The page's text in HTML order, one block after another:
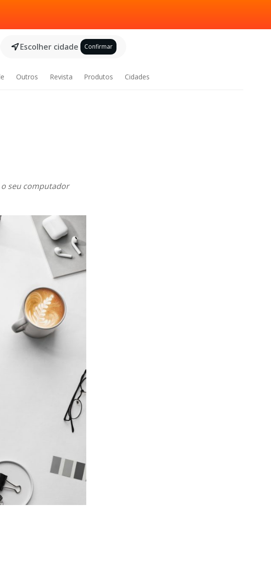
Escolher cidade Confirmar
Outros Revista Produtos Cidades
seu computador